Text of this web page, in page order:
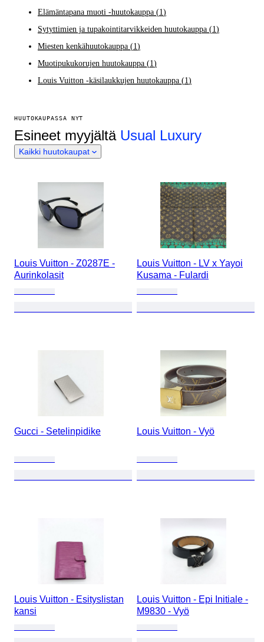
Elämäntapana muoti -huutokauppa (1)
Sytyttimien ja tupakointitarvikkeiden huutokauppa (1)
Miesten kenkähuutokauppa (1)
Muotipukukorujen huutokauppa (1)
Louis Vuitton -käsilaukkujen huutokauppa (1)
HUUTOKAUPASSA NYT
Esineet myyjältä Usual Luxury
Kaikki huutokaupat
Louis Vuitton - Z0287E -
Aurinkolasit
Louis Vuitton - LV x Yayoi
Kusama - Fulardi
Gucci - Setelinpidike Louis Vuitton - Vyö
Louis Vuitton - Esityslistan
kansi
Louis Vuitton - Epi Initiale -
M9830 - Vyö